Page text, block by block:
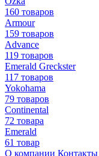
160 товаров
Armour
159 товаров
Advance
119 товаров
Emerald Greckster
117 товаров
Yokohama
79 товаров
Continental
72 товара
Emerald
61 товар
О компании Контакты